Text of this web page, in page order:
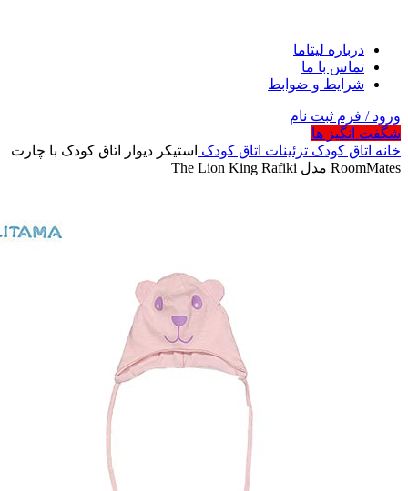
درباره لیتاما
تماس با ما
شرایط و ضوابط
ورود / فرم ثبت نام
شگفت انگیز ها
خانه اتاق کودک تزئینات اتاق کودک استیکر دیوار اتاق کودک با چارت
RoomMates مدل The Lion King Rafiki